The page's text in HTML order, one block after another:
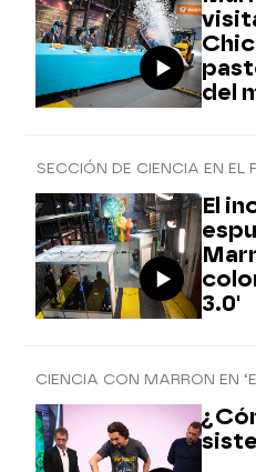
del
SECCIÓN DE CIENCIA EN EL
El
3.0'
CIENCIA CON MARRON EN